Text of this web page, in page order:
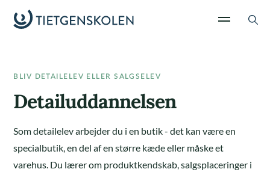
BLIV DETAILELEV ELLER SALGSELEV
Detailuddannelsen
Som detailelev arbejder du i en butik - det kan være en
specialbutik, en del af en større kæde eller måske et
varehus. Du lærer om produktkendskab, salgsplaceringer i